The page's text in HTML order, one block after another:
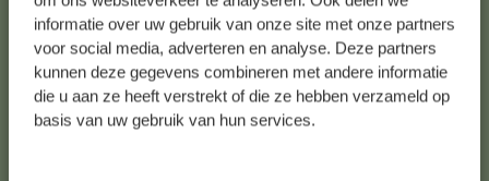
informatie over uw gebruik van onze site met onze partners
voor social media, adverteren en analyse. Deze partners
kunnen deze gegevens combineren met andere informatie
die u aan ze heeft verstrekt of die ze hebben verzameld op
basis van uw gebruik van hun services.
Falls Sie Fragen haben oder Tipps und Hilfe brauchen, wenden
Sie sich bitte an unseren Kundenservice. Oder lesen Sie hier
die Antworten auf häufig gestellte Fragen